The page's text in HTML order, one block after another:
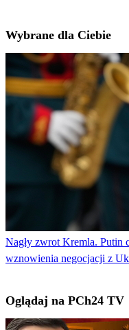
Wybrane dla Ciebie
Nagły zwrot Kremla. Putin
wznowienia negocjacji z
Oglądaj na PCh24 TV